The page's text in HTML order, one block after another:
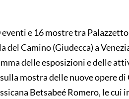
e 16 mostre tra
del Camino (Giudecca) a
delle esposizioni e delle
mostra delle nuove opere
Betsabeé Romero, le cui